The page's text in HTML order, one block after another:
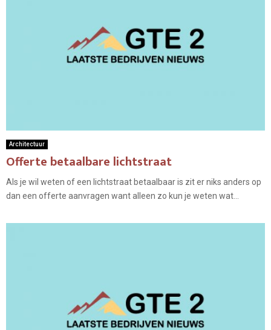
Architectuur
Offerte betaalbare lichtstraat
Als je wil weten of een lichtstraat betaalbaar is zit er niks anders op
dan een offerte aanvragen want alleen zo kun je weten wat...